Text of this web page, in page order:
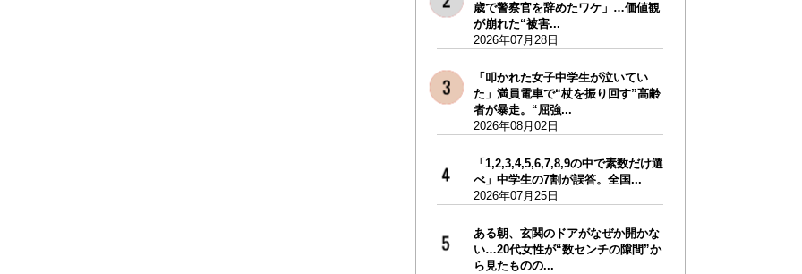
歳で警察官を辞めたワケ」…価値観
が崩れた“被害...
2026年07月28日
「叩かれた女子中学生が泣いてい
た」満員電車で“杖を振り回す”高齢
者が暴走。“屈強...
2026年08月02日
「1,2,3,4,5,6,7,8,9の中で素数だけ選
べ」中学生の7割が誤答。全国...
2026年07月25日
ある朝、玄関のドアがなぜか開かな
い…20代女性が“数センチの隙間”か
ら見たものの...